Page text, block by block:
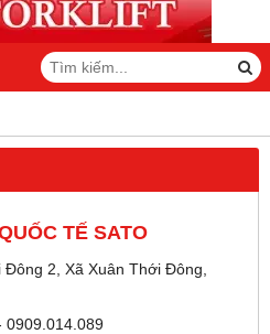
TẾ SATO
2, Xã Xuân Thới Đông,
0909.014.089